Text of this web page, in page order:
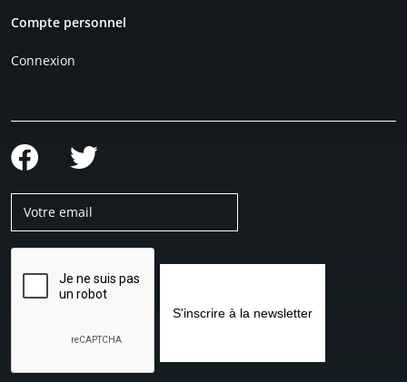
Compte personnel
Connexion